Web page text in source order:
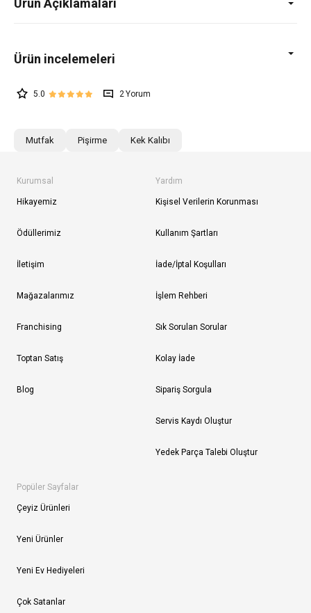
Ürün Açıklamaları
5.0 2
Mutfak Pişirme Kek Kalıbı
Kurumsal
Hikayemiz
Ödüllerimiz
İletişim
Mağazalarımız
Franchising
Toptan Satış
Blog
Yardım
Kişisel Verilerin Korunması
Kullanım Şartları
İade/İptal Koşulları
İşlem Rehberi
Sık Sorulan Sorular
Kolay İade
Sipariş Sorgula
Servis Kaydı Oluştur
Yedek Parça Talebi Oluştur
Popüler Sayfalar
Çeyiz Ürünleri
Yeni Ürünler
Yeni Ev Hediyeleri
Çok Satanlar